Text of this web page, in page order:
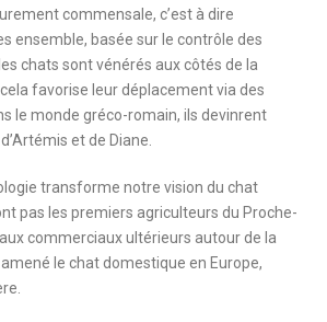
commensale, c’est à dire
ensemble, basée sur le contrôle des
chats sont vénérés aux côtés de la
favorise leur déplacement via des
le monde gréco-romain, ils devinrent
et de Diane.
transforme notre vision du chat
pas les premiers agriculteurs du Proche-
commerciaux ultérieurs autour de la
le chat domestique en Europe,